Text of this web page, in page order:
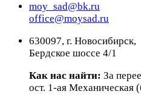
moy_sad@bk.ru
office@moysad.ru
630097, г. Новосибирск,
Бердское шоссе 4/1
Как нас найти: За
ост. 1-ая